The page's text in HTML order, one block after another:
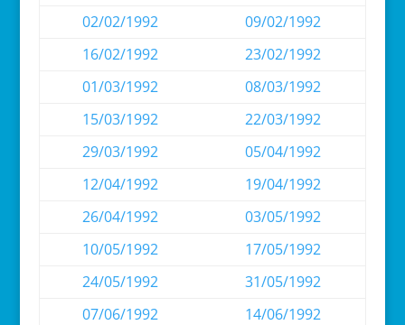
02/02/1992
09/02/1992
16/02/1992
23/02/1992
01/03/1992
08/03/1992
15/03/1992
22/03/1992
29/03/1992
05/04/1992
12/04/1992
19/04/1992
26/04/1992
03/05/1992
10/05/1992
17/05/1992
24/05/1992
31/05/1992
07/06/1992
14/06/1992